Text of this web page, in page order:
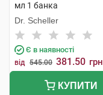
мл 1 банка
Dr. Scheller
Є в наявності
від 545.00 381.50 грн
КУПИТИ